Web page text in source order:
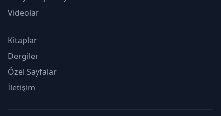
Videolar
Kitaplar
Dergiler
Özel Sayfalar
İletişim